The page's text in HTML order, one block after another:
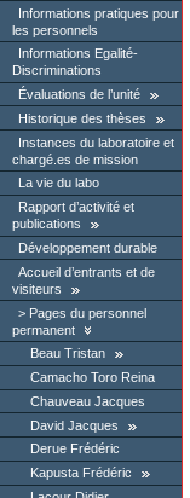
Informations pratiques pour
les personnels
Informations Egalité-
Discriminations
Évaluations de l’unité
Historique des thèses
Instances du laboratoire et
chargé.es de mission
La vie du labo
Rapport d’activité et
publications
Développement durable
Accueil d’entrants et de
visiteurs
Pages du personnel
permanent
Beau Tristan
Camacho Toro Reina
Chauveau Jacques
David Jacques
Derue Frédéric
Kapusta Frédéric